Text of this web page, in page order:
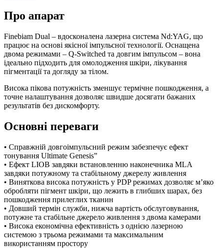
Про апарат
Finebiam Dual – вдосконалена лазерна система Nd:YAG, що
працює на основі якісної імпульсної технології. Оснащена
двома режимами – Q-Switched та довгим імпульсом – вона
ідеально підходить для омолодження шкіри, лікування
пігментації та догляду за тілом.
Висока пікова потужність зменшує термічне пошкодження, а
точне налаштування дозволяє швидше досягати бажаних
результатів без дискомфорту.
Основні переваги
• Справжній довгоімпульсний режим забезпечує ефект
тонування Ultimate Genesis”
• Ефект LIOB завдяки встановленню наконечника MLA
завдяки потужному та стабільному джерелу живлення
• Виняткова висока потужність у PDP режимах дозволяє м’яко
обробляти пігмент шкіри, що лежить в глибших шарах, без
пошкодження прилеглих тканин
• Довший термін служби, нижча вартість обслуговування,
потужне та стабільне джерело живлення з двома камерами
• Висока економічна ефективність з однією лазерною
системою з трьома режимами та максимальним
використанням простору